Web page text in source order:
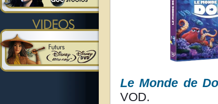
Le Monde de
VOD.